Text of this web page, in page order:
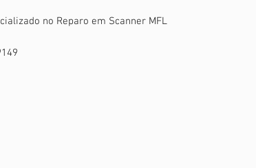
no Reparo em Scanner MFL